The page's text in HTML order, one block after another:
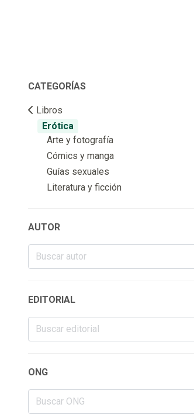
CATEGORÍAS
Libros
Erótica
Arte y fotografía
Cómics y manga
Guías sexuales
Literatura y ficción
AUTOR
EDITORIAL
ONG